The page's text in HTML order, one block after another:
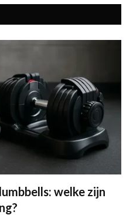
welke zijn